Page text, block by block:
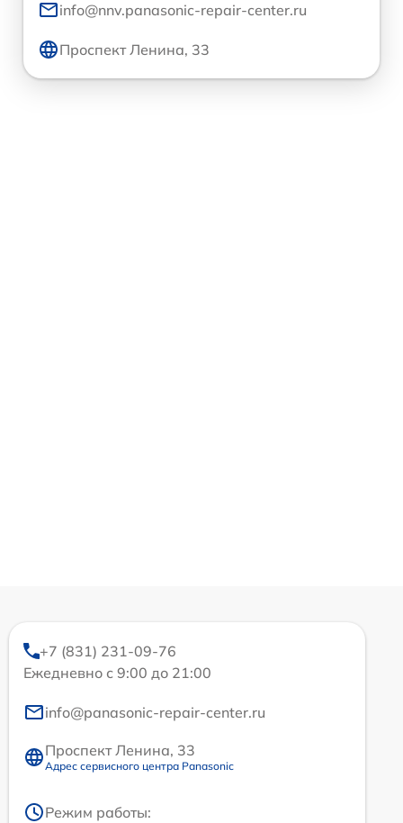
info@nnv.panasonic-repair-center.ru
Проспект Ленина, 33
+7 (831) 231-09-76
Ежедневно с 9:00 до 21:00
info@panasonic-repair-center.ru
Проспект Ленина, 33
Адрес сервисного центра Panasonic
Режим работы: